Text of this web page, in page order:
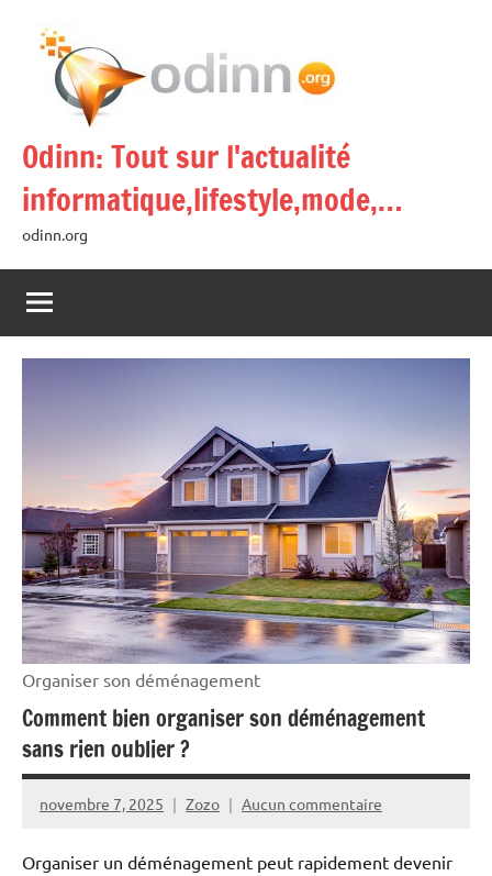
contenu
Odinn: Tout sur l'actualité
informatique,lifestyle,mode,…
odinn.org
Organiser son déménagement
Comment bien organiser son déménagement
sans rien oublier ?
novembre 7, 2025 Zozo Aucun commentaire
Organiser un déménagement peut rapidement devenir